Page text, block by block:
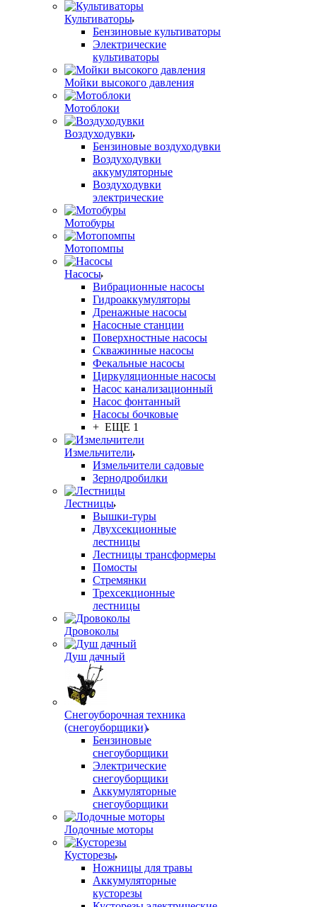
Культиваторы
Бензиновые культиваторы
Электрические
культиваторы
Мойки высокого давления
Мотоблоки
Воздуходувки
Бензиновые воздуходувки
Воздуходувки
аккумуляторные
Воздуходувки
электрические
Мотобуры
Мотопомпы
Насосы
Вибрационные насосы
Гидроаккумуляторы
Дренажные насосы
Насосные станции
Поверхностные насосы
Скважинные насосы
Фекальные насосы
Циркуляционные насосы
Насос канализационный
Насос фонтанный
Насосы бочковые
+ ЕЩЕ 1
Измельчители
Измельчители садовые
Зернодробилки
Лестницы
Вышки-туры
Двухсекционные
лестницы
Лестницы трансформеры
Помосты
Стремянки
Трехсекционные
лестницы
Дровоколы
Душ дачный
Снегоуборочная техника
(снегоуборщики)
Бензиновые
снегоуборщики
Электрические
снегоуборщики
Аккумуляторные
снегоуборщики
Лодочные моторы
Кусторезы
Ножницы для травы
Аккумуляторные
кусторезы